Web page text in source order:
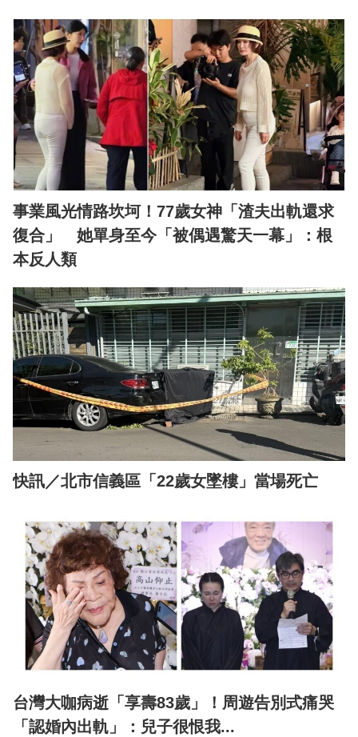
事業風光情路坎坷！77歲女神「渣夫出軌還求
復合」 她單身至今「被偶遇驚天一幕」：根
本反人類
快訊／北市信義區「22歲女墜樓」當場死亡
台灣大咖病逝「享壽83歲」！周遊告別式痛哭
「認婚內出軌」：兒子很恨我...